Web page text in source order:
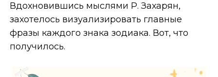
Вдохновившись мыслями Р. Захарян,
захотелось визуализировать главные
фразы каждого знака зодиака. Вот, что
получилось.